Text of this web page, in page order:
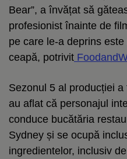
Bear”, a învățat să
profesionist înainte de
pe care le-a deprins
ceapă, potrivit
Sezonul 5 al producției
au aflat că personajul
conduce bucătăria
Sydney și se ocupă
ingredientelor, inclusiv